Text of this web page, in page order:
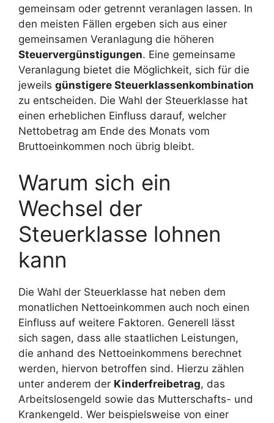
gemeinsam oder getrennt veranlagen lassen. In
den meisten Fällen ergeben sich aus einer
gemeinsamen Veranlagung die höheren
Steuervergünstigungen. Eine gemeinsame
Veranlagung bietet die Möglichkeit, sich für die
jeweils günstigere Steuerklassenkombination
zu entscheiden. Die Wahl der Steuerklasse hat
einen erheblichen Einfluss darauf, welcher
Nettobetrag am Ende des Monats vom
Bruttoeinkommen noch übrig bleibt.
Warum sich ein
Wechsel der
Steuerklasse lohnen
kann
Die Wahl der Steuerklasse hat neben dem
monatlichen Nettoeinkommen auch noch einen
Einfluss auf weitere Faktoren. Generell lässt
sich sagen, dass alle staatlichen Leistungen,
die anhand des Nettoeinkommens berechnet
werden, hiervon betroffen sind. Hierzu zählen
unter anderem der Kinderfreibetrag, das
Arbeitslosengeld sowie das Mutterschafts- und
Krankengeld. Wer beispielsweise von einer